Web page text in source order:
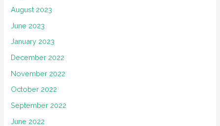
August 2023
June 2023
January 2023
December 2022
November 2022
October 2022
September 2022
June 2022